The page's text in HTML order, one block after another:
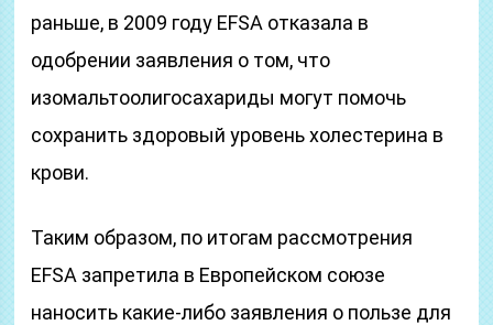
раньше, в 2009 году EFSA отказала в
одобрении заявления о том, что
изомальтоолигосахариды могут помочь
сохранить здоровый уровень холестерина в
крови.
Таким образом, по итогам рассмотрения
EFSA запретила в Европейском союзе
наносить какие-либо заявления о пользе для